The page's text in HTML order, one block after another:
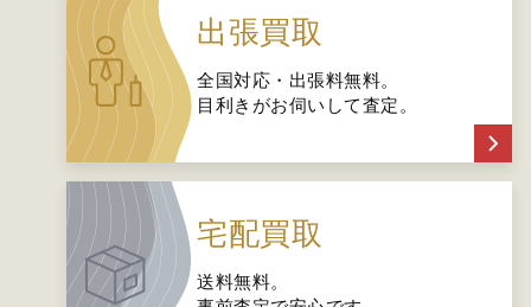
出張買取
全国対応・出張料無料。
目利きがお伺いして査定。
宅配買取
送料無料。